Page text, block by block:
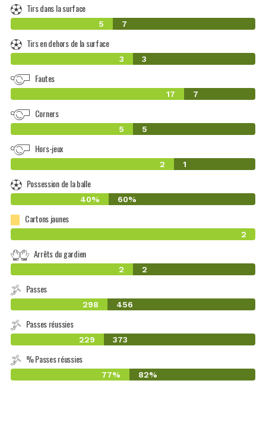
Tirs dans la surface
5 7
Tirs en dehors de la surface
3 3
Fautes
17 7
Corners
5 5
Hors-jeux
2 1
Possession de la balle
40% 60%
Cartons jaunes
2
Arrêts du gardien
2 2
Passes
298 456
Passes réussies
229 373
% Passes réussies
77% 82%